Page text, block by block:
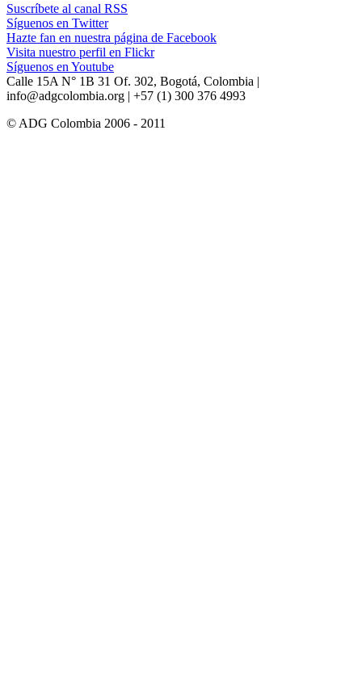
Suscríbete al canal RSS
Síguenos en Twitter
Hazte fan en nuestra página de Facebook
Visita nuestro perfil en Flickr
Síguenos en Youtube
Calle 15A N° 1B 31 Of. 302, Bogotá, Colombia |
info@adgcolombia.org | +57 (1) 300 376 4993
© ADG Colombia 2006 - 2011